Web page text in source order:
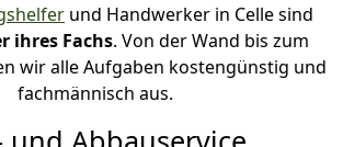
und Handwerker in Celle sind
ihres Fachs. Von der Wand bis zum
wir alle Aufgaben kostengünstig und
fachmännisch aus.